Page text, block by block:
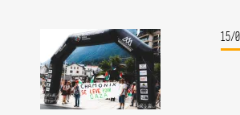
BDS
:
NOTRE
IMPACT
DEPUIS
LE
15/